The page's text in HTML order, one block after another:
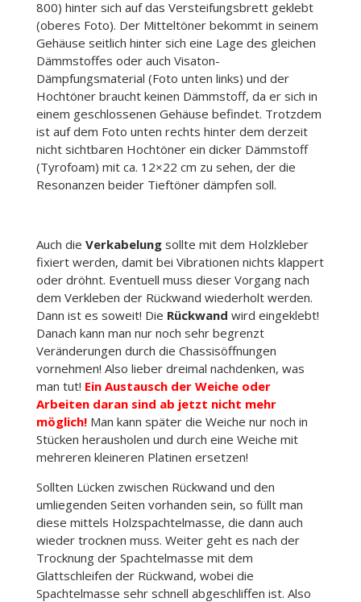
800) hinter sich auf das Versteifungsbrett geklebt
(oberes Foto). Der Mitteltöner bekommt in seinem
Gehäuse seitlich hinter sich eine Lage des gleichen
Dämmstoffes oder auch Visaton-
Dämpfungsmaterial (Foto unten links) und der
Hochtöner braucht keinen Dämmstoff, da er sich in
einem geschlossenen Gehäuse befindet. Trotzdem
ist auf dem Foto unten rechts hinter dem derzeit
nicht sichtbaren Hochtöner ein dicker Dämmstoff
(Tyrofoam) mit ca. 12×22 cm zu sehen, der die
Resonanzen beider Tieftöner dämpfen soll.
Auch die Verkabelungsollte mit dem Holzkleber
fixiert werden, damit bei Vibrationen nichts klappert
oder dröhnt. Eventuell muss dieser Vorgang nach
dem Verkleben der Rückwand wiederholt werden.
Dann ist es soweit! Die Rückwand wird eingeklebt!
Danach kann man nur noch sehr begrenzt
Veränderungen durch die Chassisöffnungen
vornehmen! Also lieber dreimal nachdenken, was
man tut! Ein Austausch der Weiche oder
Arbeiten daran sind ab jetzt nicht mehr
möglich!Man kann später die Weiche nur noch in
Stücken herausholen und durch eine Weiche mit
mehreren kleineren Platinen ersetzen!
Sollten Lücken zwischen Rückwand und den
umliegenden Seiten vorhanden sein, so füllt man
diese mittels Holzspachtelmasse, die dann auch
wieder trocknen muss. Weiter geht es nach der
Trocknung der Spachtelmasse mit dem
Glattschleifen der Rückwand, wobei die
Spachtelmasse sehr schnell abgeschliffen ist. Also